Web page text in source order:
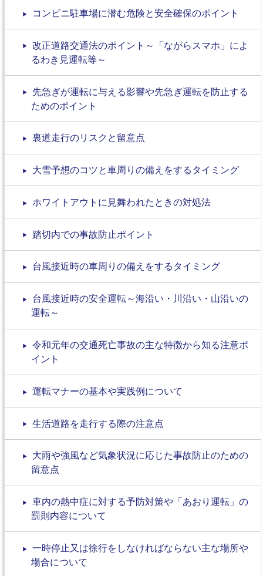
コンビニ駐車場に潜む危険と安全確保のポイント
改正道路交通法のポイント～「ながらスマホ」によ
るわき見運転等～
先急ぎが運転に与える影響や先急ぎ運転を防止する
ためのポイント
裏道走行のリスクと留意点
大雪予想のコツと車周りの備えをするタイミング
ホワイトアウトに見舞われたときの対処法
踏切内での事故防止ポイント
台風接近時の車周りの備えをするタイミング
台風接近時の安全運転～海沿い・川沿い・山沿いの
運転～
令和元年の交通死亡事故の主な特徴から知る注意ポ
イント
運転マナーの基本や実践例について
生活道路を走行する際の注意点
大雨や強風など気象状況に応じた事故防止のための
留意点
車内の熱中症に対する予防対策や「あおり運転」の
罰則内容について
一時停止又は徐行をしなければならない主な場所や
場合について